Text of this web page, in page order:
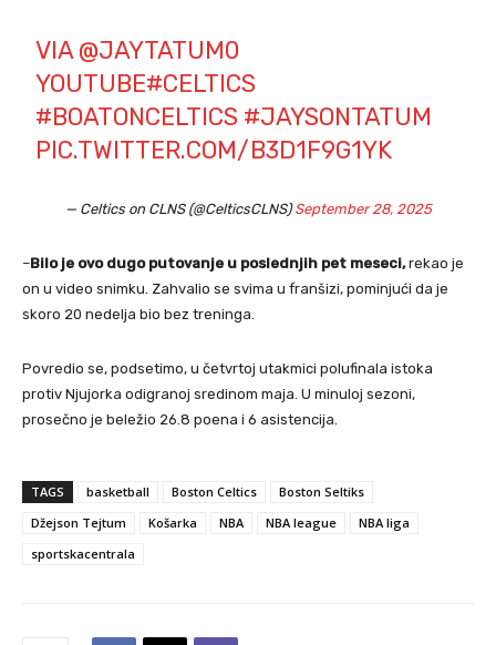
VIA@JAYTATUM0
YOUTUBE#CELTICS
#BOATONCELTICS #JAYSONTATUM
PIC.TWITTER.COM/B3D1F9G1YK
— Celtics on CLNS (@CelticsCLNS)September 28, 2025
–Bilo je ovo dugo putovanje u poslednjih pet meseci,rekao je
on u video snimku. Zahvalio se svima u franšizi, pominjući da je
skoro 20 nedelja bio bez treninga.
Povredio se, podsetimo, u četvrtoj utakmici polufinala istoka
protiv Njujorka odigranoj sredinom maja. U minuloj sezoni,
prosečno je beležio 26.8 poena i 6 asistencija.
TAGS basketball Boston Celtics
Boston Seltiks
Džejson Tejtum
Košarka NBA NBA league
NBA liga
sportskacentrala